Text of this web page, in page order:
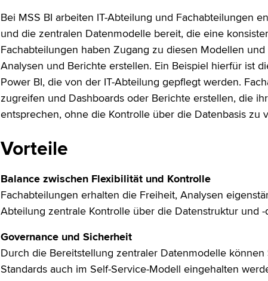
Bei MSS BI arbeiten IT-Abteilung und Fachabteilungen
und die zentralen Datenmodelle bereit, die eine
Fachabteilungen haben Zugang zu diesen Modellen
Analysen und Berichte erstellen. Ein Beispiel hierfür ist
Power BI, die von der IT-Abteilung gepflegt werden.
zugreifen und Dashboards oder Berichte erstellen, die
entsprechen, ohne die Kontrolle über die Datenbasis zu
Vorteile
Balance zwischen Flexibilität und Kontrolle
Fachabteilungen erhalten die Freiheit, Analysen
Abteilung zentrale Kontrolle über die Datenstruktur und -
Governance und Sicherheit
Durch die Bereitstellung zentraler Datenmodelle
Standards auch im Self-Service-Modell eingehalten